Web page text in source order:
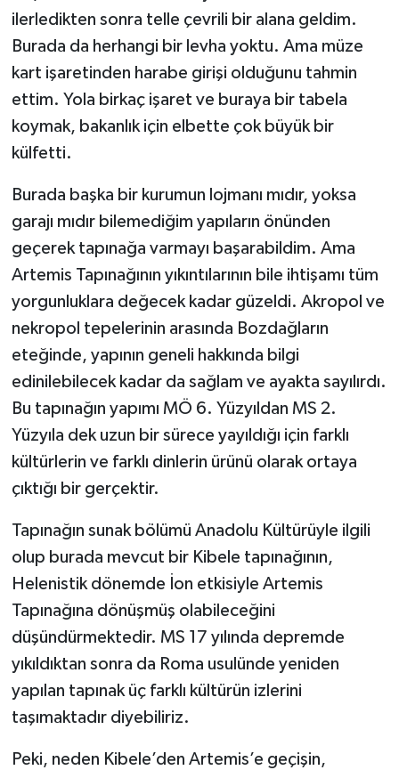
ilerledikten sonra telle çevrili bir alana geldim.
Burada da herhangi bir levha yoktu. Ama müze
kart işaretinden harabe girişi olduğunu tahmin
ettim. Yola birkaç işaret ve buraya bir tabela
koymak, bakanlık için elbette çok büyük bir
külfetti.
Burada başka bir kurumun lojmanı mıdır, yoksa
garajı mıdır bilemediğim yapıların önünden
geçerek tapınağa varmayı başarabildim. Ama
Artemis Tapınağının yıkıntılarının bile ihtişamı tüm
yorgunluklara değecek kadar güzeldi. Akropol ve
nekropol tepelerinin arasında Bozdağların
eteğinde, yapının geneli hakkında bilgi
edinilebilecek kadar da sağlam ve ayakta sayılırdı.
Bu tapınağın yapımı MÖ 6. Yüzyıldan MS 2.
Yüzyıla dek uzun bir sürece yayıldığı için farklı
kültürlerin ve farklı dinlerin ürünü olarak ortaya
çıktığı bir gerçektir.
Tapınağın sunak bölümü Anadolu Kültürüyle ilgili
olup burada mevcut bir Kibele tapınağının,
Helenistik dönemde İon etkisiyle Artemis
Tapınağına dönüşmüş olabileceğini
düşündürmektedir. MS 17 yılında depremde
yıkıldıktan sonra da Roma usulünde yeniden
yapılan tapınak üç farklı kültürün izlerini
taşımaktadır diyebiliriz.
Peki, neden Kibele’den Artemis’e geçişin,